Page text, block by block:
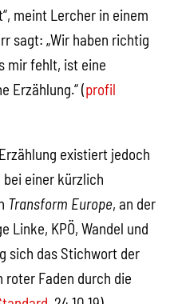
meint Lercher in einem
sagt: „Wir haben richtig
mir fehlt, ist eine
Erzählung.“ (profil
existiert jedoch
bei einer kürzlich
Transform Europe, an der
Linke, KPÖ, Wandel und
sich das Stichwort der
roter Faden durch die